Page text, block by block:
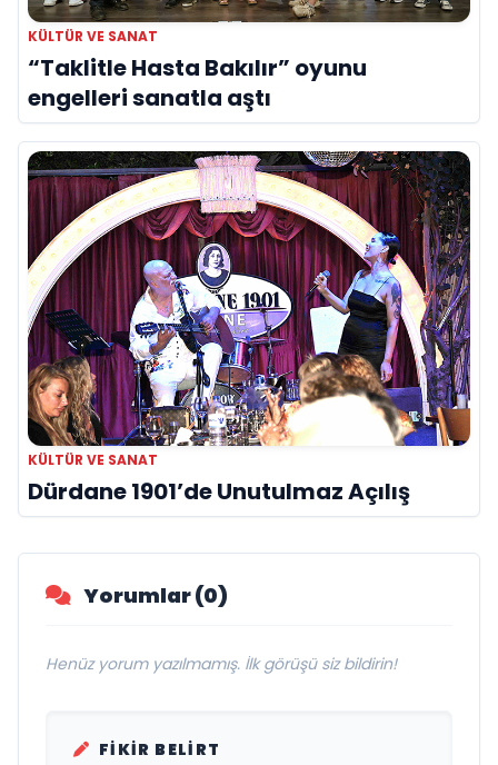
KÜLTÜR VE SANAT
“Taklitle Hasta Bakılır” oyunu
engelleri sanatla aştı
KÜLTÜR VE SANAT
Dürdane 1901’de Unutulmaz Açılış
Yorumlar (0)
Henüz yorum yazılmamış. İlk görüşü siz bildirin!
FIKIR BELIRT